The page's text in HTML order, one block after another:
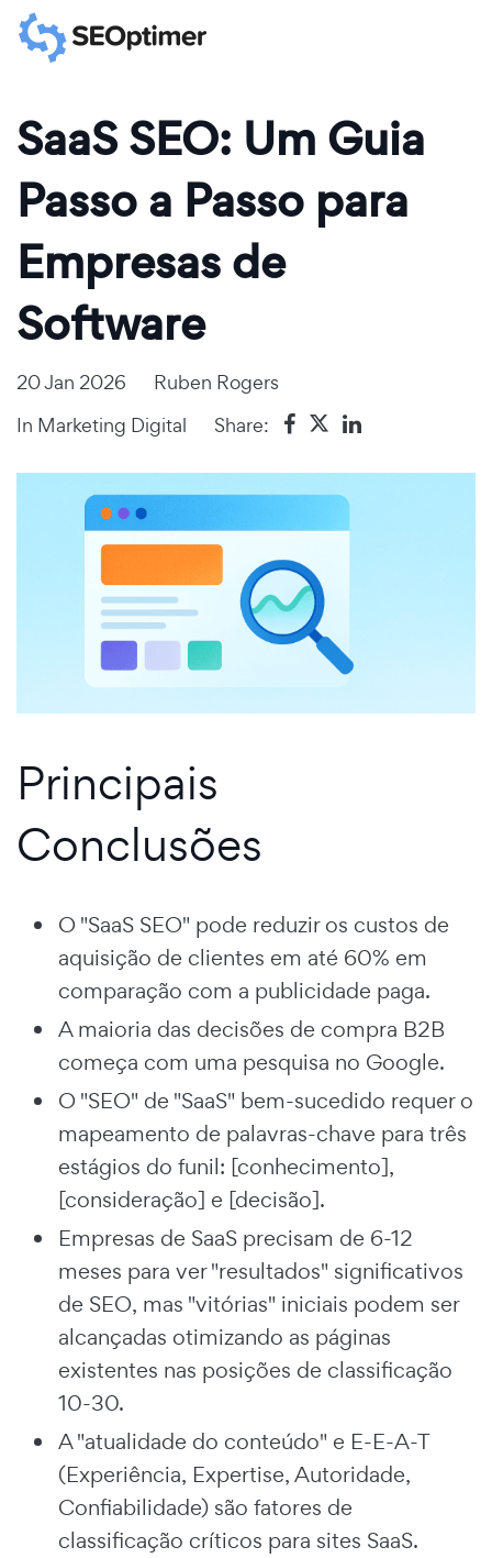
SaaS SEO: Um Guia
Passo a Passo para
Empresas de
Software
20 Jan 2026
Ruben Rogers
In Marketing Digital Share:
Principais
Conclusões
O "SaaS SEO" pode reduzir os custos de
aquisição de clientes em até 60% em
comparação com a publicidade paga.
A maioria das decisões de compra B2B
começa com uma pesquisa no Google.
O "SEO" de "SaaS" bem-sucedido requer o
mapeamento de palavras-chave para três
estágios do funil: [conhecimento],
[consideração] e [decisão].
Empresas de SaaS precisam de 6-12
meses para ver "resultados" significativos
de SEO, mas "vitórias" iniciais podem ser
alcançadas otimizando as páginas
existentes nas posições de classificação
10-30.
A "atualidade do conteúdo" e E-E-A-T
(Experiência, Expertise, Autoridade,
Confiabilidade) são fatores de
classificação críticos para sites SaaS.